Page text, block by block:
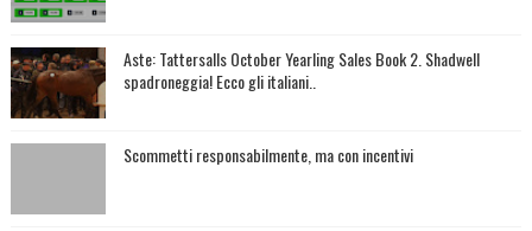
Aste: Tattersalls October Yearling Sales Book 2. Shadwell
spadroneggia! Ecco gli italiani..
Scommetti responsabilmente, ma con incentivi